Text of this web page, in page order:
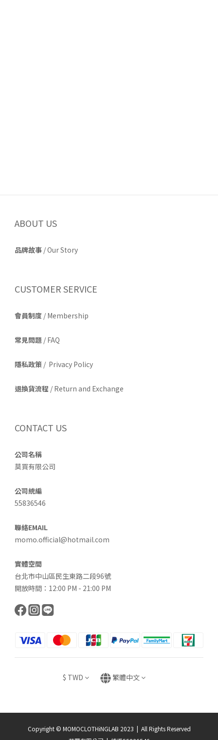
ABOUT US
品牌故事 /Our Story
CUSTOMER SERVICE
會員制度 / Membership
常見問題 / FAQ
隱私政策 / Privacy Policy
退換貨流程 / Return and Exchange
CONTACT US
公司名稱
莫買有限公司
公司統編
55836546
聯絡EMAIL
momo.official@hotmail.com
實體空間
台北市中山區民生東路二段96號
開放時間：12:00 PM - 21:00 PM
$ TWD 繁體中文
Copyright © MOMOCLOTHiNGLAB 2023 | All Rights Reserved